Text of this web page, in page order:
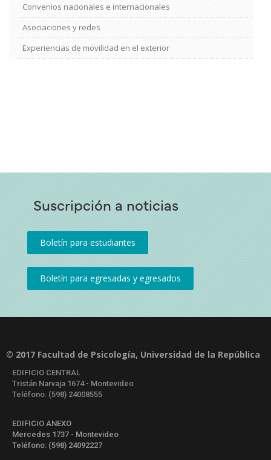
Convenios nacionales e internacionales
Asociaciones y redes
Experiencias de movilidad en el exterior
Suscripción a noticias
© 2017 Facultad de Psicología, Universidad de la República
EDIFICIO CENTRAL
Tristán Narvaja 1674 - Montevideo
Teléfono: (598) 24008555
EDIFICIO ANEXO
Mercedes 1737 - Montevideo
Teléfono: (598) 24092227